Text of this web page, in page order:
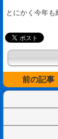
とにかく今年も
前の記事